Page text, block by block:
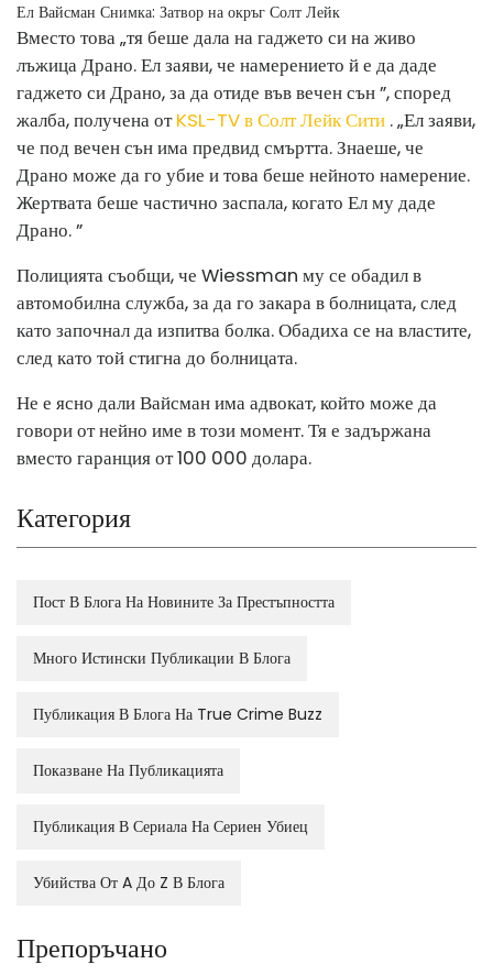
Ел Вайсман Снимка: Затвор на окръг Солт Лейк
Вместо това „тя беше дала на гаджето си на живо
лъжица Драно. Ел заяви, че намерението й е да даде
гаджето си Драно, за да отиде във вечен сън ”, според
жалба, получена отKSL-TV в Солт Лейк Сити . „Ел заяви,
че под вечен сън има предвид смъртта. Знаеше, че
Драно може да го убие и това беше нейното намерение.
Жертвата беше частично заспала, когато Ел му даде
Драно. ”
Полицията съобщи, че Wiessman му се обадил в
автомобилна служба, за да го закара в болницата, след
като започнал да изпитва болка. Обадиха се на властите,
след като той стигна до болницата.
Не е ясно дали Вайсман има адвокат, който може да
говори от нейно име в този момент. Тя е задържана
вместо гаранция от 100 000 долара.
Категория
Пост В Блога На Новините За Престъпността
Много Истински Публикации В Блога
Публикация В Блога На True Crime Buzz
Показване На Публикацията
Публикация В Сериала На Сериен Убиец
Убийства От A До Z В Блога
Препоръчано